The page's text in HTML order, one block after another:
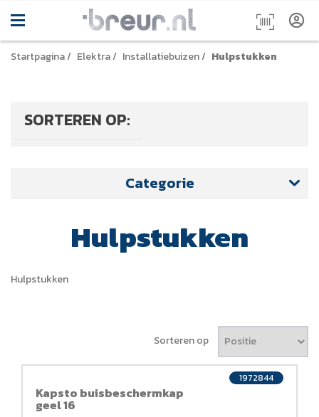
Startpagina/ Elektra/ Installatiebuizen/ Hulpstukken
SORTEREN OP:
Categorie
Hulpstukken
Hulpstukken
Sorteren op
Kapsto buisbeschermkap
geel 16
1972844